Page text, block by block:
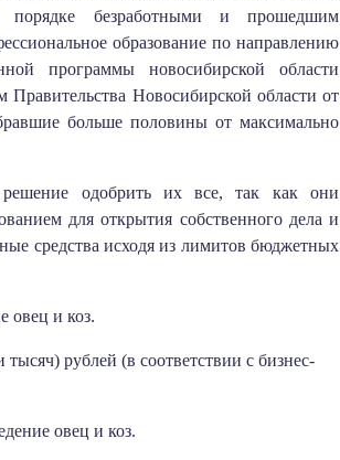
порядке безработными и прошедшим
образование по направлению
программы новосибирской области
Правительства Новосибирской области от
больше половины от максимально
решение одобрить их все, так как они
для открытия собственного дела и
средства исходя из лимитов бюджетных
овец и коз.
рублей (в соответствии с бизнес-
овец и коз.